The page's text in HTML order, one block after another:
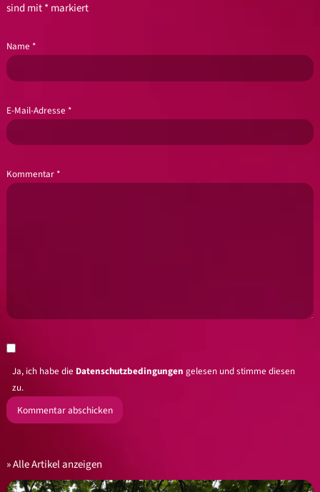
sind mit*markiert
Name *
E-Mail-Adresse *
Kommentar *
Ja, ich habe die Datenschutzbedingungen gelesen und stimme diesen
zu.
Alle Artikel anzeigen